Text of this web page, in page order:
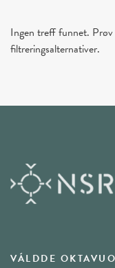
Ingen treff funnet.
filtreringsalternativer.
VÁLDDE